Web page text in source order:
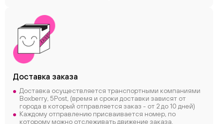
Доставка заказа
Доставка осуществляется транспортными компаниями
Boxberry, 5Post, (время и сроки доставки зависят от
города в который отправляется заказ - от 2 до 10 дней)
Каждому отправлению присваивается номер, по
которому можно отслеживать движение заказа.